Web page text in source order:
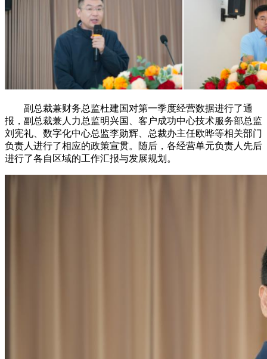
副总裁兼财务总监杜建国对第一季度经营数据进行了通
报，副总裁兼人力总监明兴国、客户成功中心技术服务部总监
刘宪礼、数字化中心总监李勋辉、总裁办主任欧晔等相关部门
负责人进行了相应的政策宣贯。随后，各经营单元负责人先后
进行了各自区域的工作汇报与发展规划。